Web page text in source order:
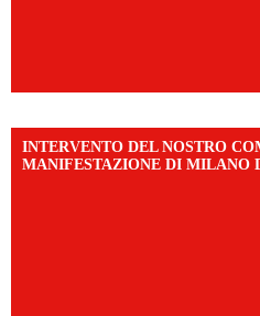
INTERVENTO DEL NOSTRO
MANIFESTAZIONE DI MILANO